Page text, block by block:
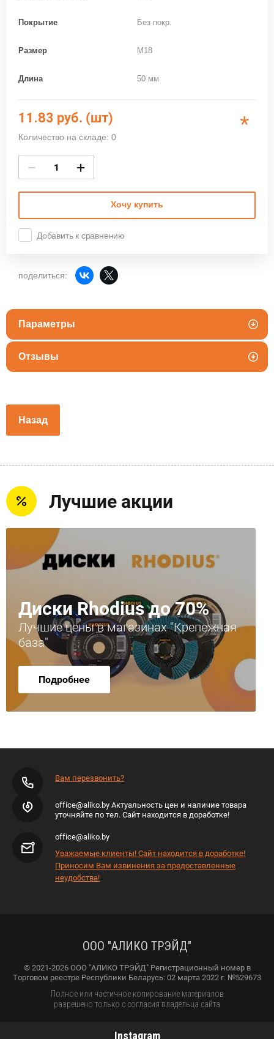
Покрытие Без покр.
Размер M18
Длина 50 мм
11.83 руб. (шт)
Количество на складе: 0 *
− +
Хочу купить
Добавить к сравнению
поделиться:
Параметры
Отзывы
Назад
Лучшие акции
Диски Rhodius до 70%
Лучшие цены в магазинах "Крепежная
база"
Подробнее
Вам перезвонить?
office@aliko.by Актуальность цен и наличие товара
уточняйте по тел. Сайт находится в доработке!
office@aliko.by
Уважаемые клиенты! Сайт находится в доработке!
Приносим Вам извинения за предоставленные
неудобства!
ООО "АЛИКО ТРЭЙД"
© 2021-2026 ООО "АЛИКО ТРЭЙД" Регистрационный номер в
Торговом реестре Республики Беларусь: 02 марта 2022 г. №529673
Полное или частичное копирование материалов
разрешено только с согласия владельца сайта
Instagram